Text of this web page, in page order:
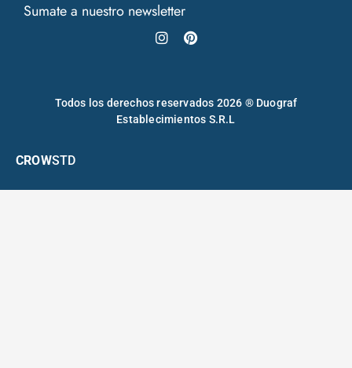
Sumate a nuestro newsletter
Instagram
Pinterest
Todos los derechos reservados 2026 ® Duograf
Establecimientos S.R.L
CROWSTD